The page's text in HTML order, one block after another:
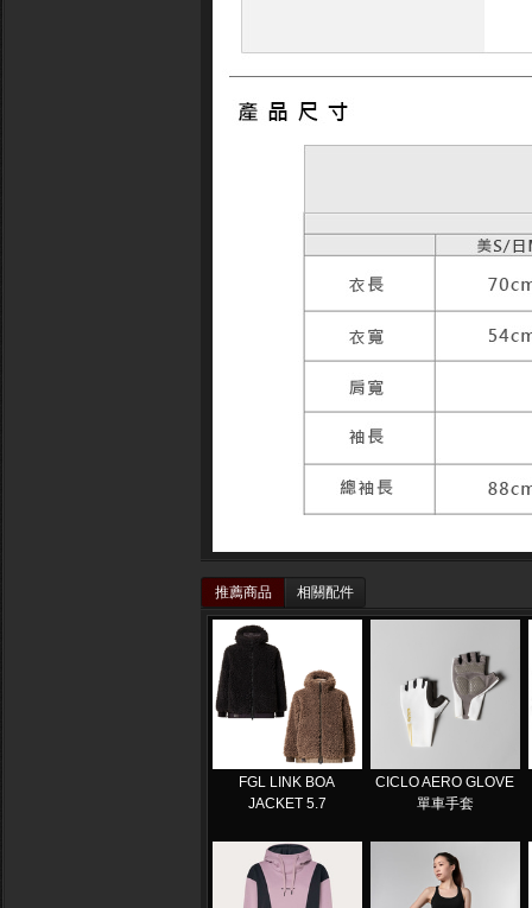
推薦商品 相關配件
FGL LINK BOA
JACKET 5.7
CICLO AERO GLOVE
單車手套